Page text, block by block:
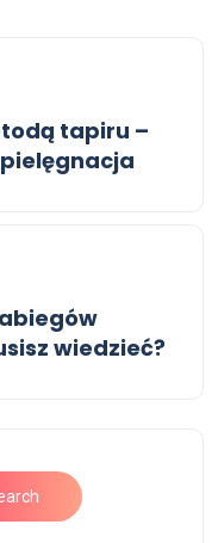
tapiru –
wiedzieć?